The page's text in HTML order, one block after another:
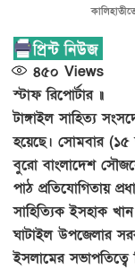
৪৫০ Views
স্টাফ রিপোর্টার ॥
টাঙ্গাইল সাহিত্য
হয়েছে। সোমবার (১৫
বুরো বাংলাদেশ
পাঠ প্রতিযোগিতায়
সাহিত্যিক ইসহাক
ঘাটাইল উপজেলার
ইসলামের